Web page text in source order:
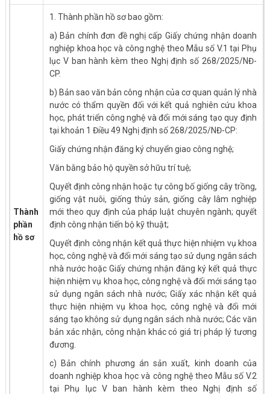
Thành
phần
hồ sơ
1. Thành phần hồ sơ bao gồm:
a) Bản chính đơn đề nghị cấp Giấy chứng nhận doanh
nghiệp khoa học và công nghệ theo Mẫu số V.1 tại Phụ
lục V ban hành kèm theo Nghị định số 268/2025/NĐ-
CP.
b) Bản sao văn bản công nhận của cơ quan quản lý nhà
nước có thẩm quyền đối với kết quả nghiên cứu khoa
học, phát triển công nghệ và đổi mới sáng tạo quy định
tại khoản 1 Điều 49 Nghị định số 268/2025/NĐ-CP:
Giấy chứng nhận đăng ký chuyển giao công nghệ;
Văn bằng bảo hộ quyền sở hữu trí tuệ;
Quyết định công nhận hoặc tự công bố giống cây trồng,
giống vật nuôi, giống thủy sản, giống cây lâm nghiệp
mới theo quy định của pháp luật chuyên ngành; quyết
định công nhận tiến bộ kỹ thuật;
Quyết định công nhận kết quả thực hiện nhiệm vụ khoa
học, công nghệ và đổi mới sáng tạo sử dụng ngân sách
nhà nước hoặc Giấy chứng nhận đăng ký kết quả thực
hiện nhiệm vụ khoa học, công nghệ và đổi mới sáng tạo
sử dụng ngân sách nhà nước; Giấy xác nhận kết quả
thực hiện nhiệm vụ khoa học, công nghệ và đổi mới
sáng tạo không sử dụng ngân sách nhà nước; Các văn
bản xác nhận, công nhận khác có giá trị pháp lý tương
đương.
c) Bản chính phương án sản xuất, kinh doanh của
doanh nghiệp khoa học và công nghệ theo Mẫu số V.2
tại Phụ lục V ban hành kèm theo Nghị định số